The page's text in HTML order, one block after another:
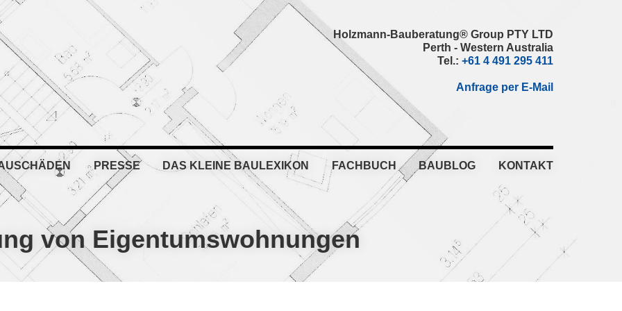
Holzmann-Bauberatung® Group PTY LTD
Perth - Western Australia
Tel.: +61 4 491 295 411
Anfrage per E-Mail
PRESSE DAS KLEINE BAULEXIKON FACHBUCH BAUBLOG KONTAKT
von Eigentumswohnungen